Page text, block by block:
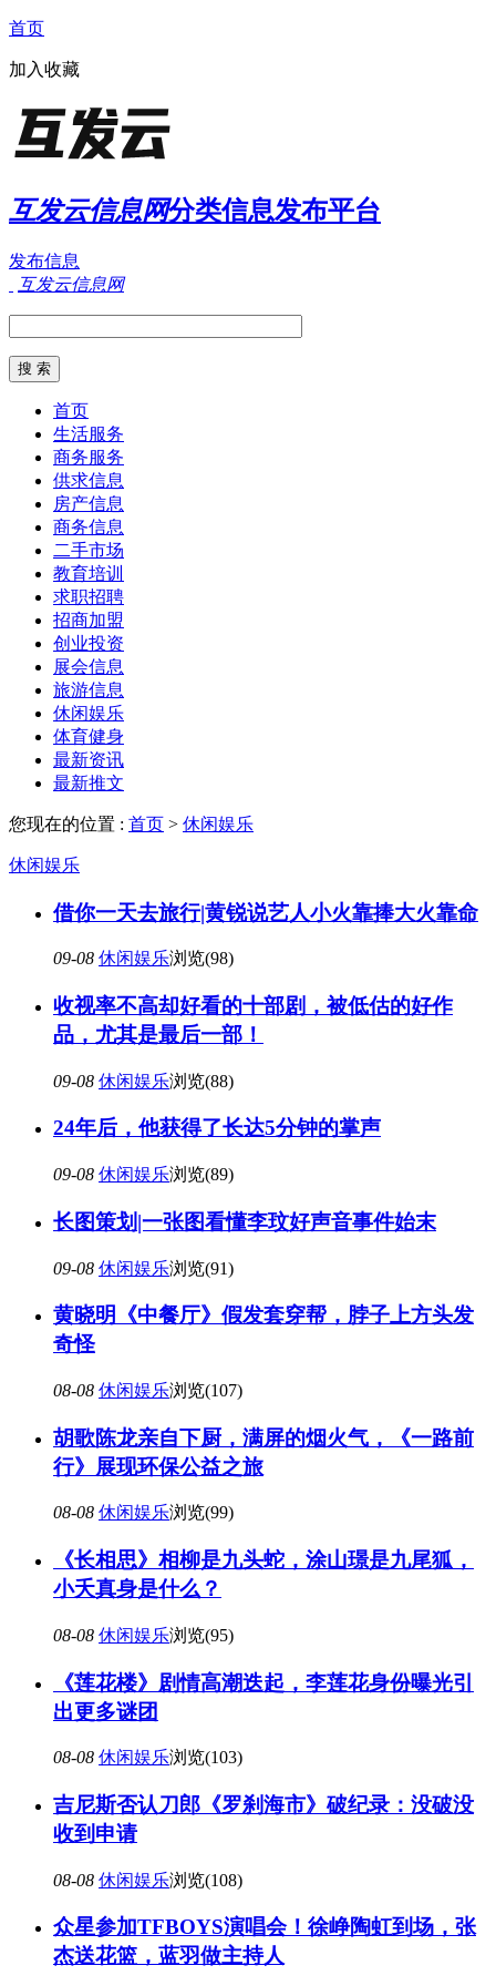
首页
加入收藏
互发云信息网分类信息发布平台
发布信息
互发云信息网
首页
生活服务
商务服务
供求信息
房产信息
商务信息
二手市场
教育培训
求职招聘
招商加盟
创业投资
展会信息
旅游信息
休闲娱乐
体育健身
最新资讯
最新推文
您现在的位置 : 首页 > 休闲娱乐
休闲娱乐
借你一天去旅行|黄锐说艺人小火靠捧大火靠命
09-08 休闲娱乐浏览(98)
收视率不高却好看的十部剧，被低估的好作
品，尤其是最后一部！
09-08 休闲娱乐浏览(88)
24年后，他获得了长达5分钟的掌声
09-08 休闲娱乐浏览(89)
长图策划|一张图看懂李玟好声音事件始末
09-08 休闲娱乐浏览(91)
黄晓明《中餐厅》假发套穿帮，脖子上方头发
奇怪
08-08 休闲娱乐浏览(107)
胡歌陈龙亲自下厨，满屏的烟火气，《一路前
行》展现环保公益之旅
08-08 休闲娱乐浏览(99)
《长相思》相柳是九头蛇，涂山璟是九尾狐，
小夭真身是什么？
08-08 休闲娱乐浏览(95)
《莲花楼》剧情高潮迭起，李莲花身份曝光引
出更多谜团
08-08 休闲娱乐浏览(103)
吉尼斯否认刀郎《罗刹海市》破纪录：没破没
收到申请
08-08 休闲娱乐浏览(108)
众星参加TFBOYS演唱会！徐峥陶虹到场，张
杰送花篮，蓝羽做主持人